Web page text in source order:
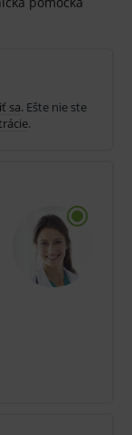
dodávanie
1, ISO
sa. Ešte nie ste
.